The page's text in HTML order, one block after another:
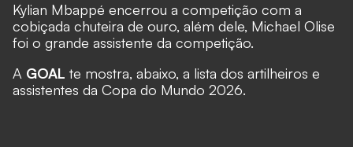
Kylian Mbappé encerrou a competição com a
cobiçada chuteira de ouro, além dele, Michael Olise
foi o grande assistente da competição.
A GOAL te mostra, abaixo, a lista dos artilheiros e
assistentes da Copa do Mundo 2026.